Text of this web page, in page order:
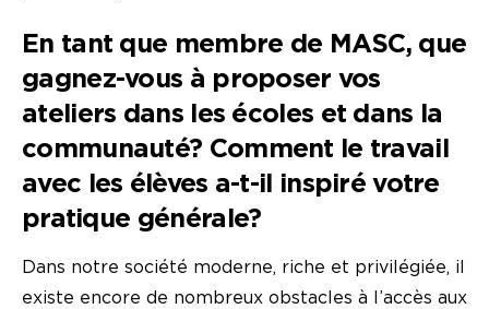
En tant que membre de MASC, que
gagnez-vous à proposer vos
ateliers dans les écoles et dans la
communauté? Comment le travail
avec les élèves a-t-il inspiré votre
pratique générale?
Dans notre société moderne, riche et privilégiée, il
existe encore de nombreux obstacles à l’accès aux